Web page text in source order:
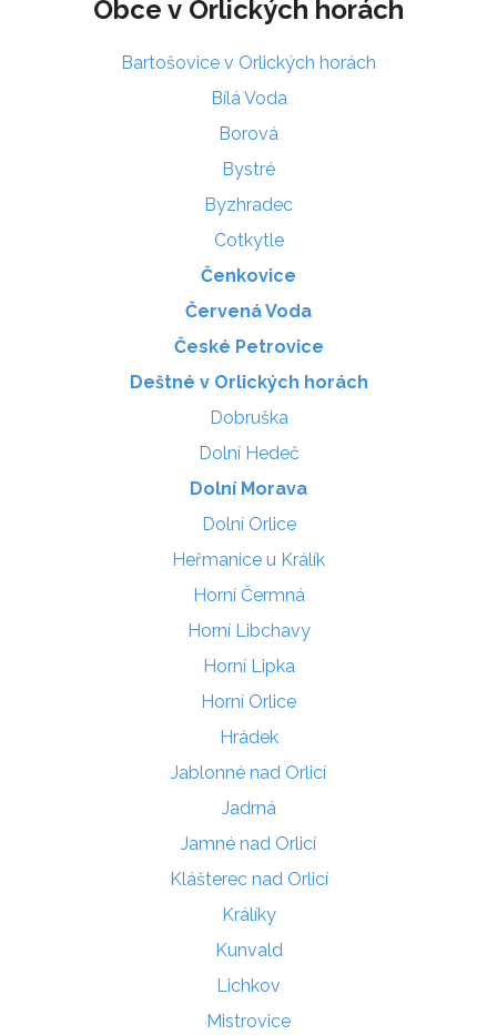
Obce v Orlických horách
Bartošovice v Orlických horách
Bílá Voda
Borová
Bystré
Byzhradec
Cotkytle
Čenkovice
Červená Voda
České Petrovice
Deštné v Orlických horách
Dobruška
Dolní Hedeč
Dolní Morava
Dolní Orlice
Heřmanice u Králík
Horní Čermná
Horní Libchavy
Horní Lipka
Horní Orlice
Hrádek
Jablonné nad Orlicí
Jadrná
Jamné nad Orlicí
Klášterec nad Orlicí
Králíky
Kunvald
Lichkov
Mistrovice